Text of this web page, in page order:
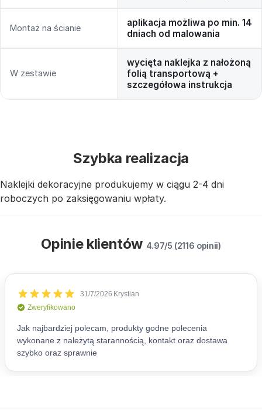
Montaż na ścianie
aplikacja możliwa po min. 14
dniach od malowania
W zestawie
wycięta naklejka z nałożoną
folią transportową +
szczegółowa instrukcja
Szybka realizacja
Naklejki dekoracyjne produkujemy w ciągu 2-4 dni
roboczych po zaksięgowaniu wpłaty.
Opinie klientów 4.97/5 (2116 opinii)